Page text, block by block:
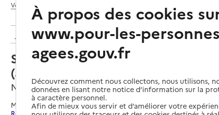
Voir le fil d’Ariane
Retour aux résultats de l'annuaire
Service autonomie à domicile
(aide) – ADMR Nice Centre
Nice, ALPES-MARITIMES
Mis à jour le08/08/2026
À propos des cookies
www.pour-les-
agees.gouv.fr
Découvrez comment nous collectons, nous utilisons,
données en lisant notre notice d’information sur la
à caractère personnel.
Afin de mieux vous servir et d’améliorer votre